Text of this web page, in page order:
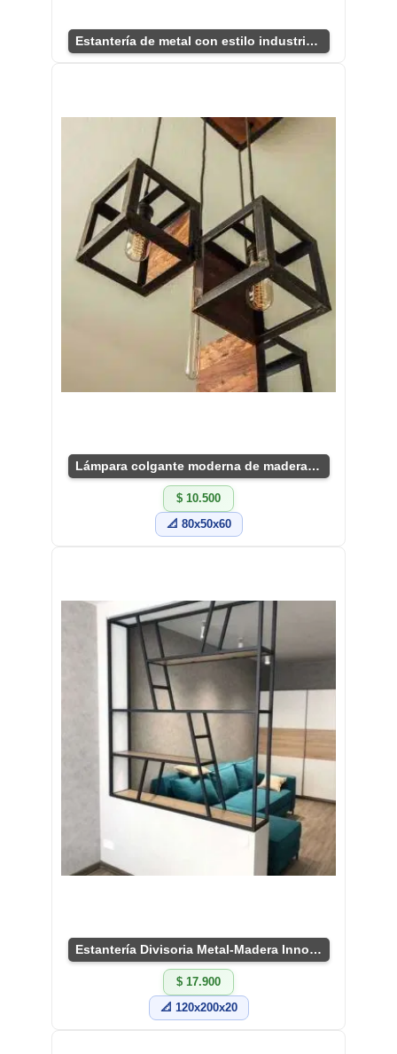
Estantería de metal con estilo industrial único
Lámpara colgante moderna de madera y metal
$ 10.500
📐 80x50x60
Estantería Divisoria Metal-Madera Innovadora
$ 17.900
📐 120x200x20